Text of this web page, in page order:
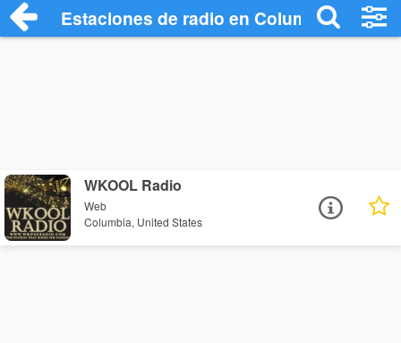
Estaciones de radio en Columbia -
WKOOL Radio
Web
Columbia, United States